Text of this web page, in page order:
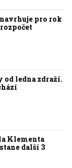
pro rok
od ledna zdraží.
Klementa
další 3